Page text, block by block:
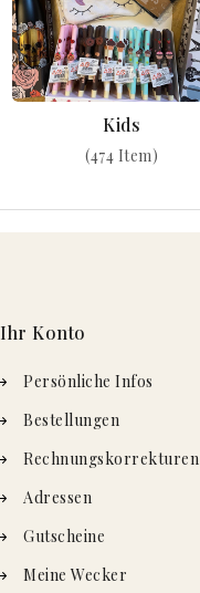
Kids
(474 Item)
Ihr Konto
Persönliche Infos
Bestellungen
Rechnungskorrekturen
Adressen
Gutscheine
Meine Wecker